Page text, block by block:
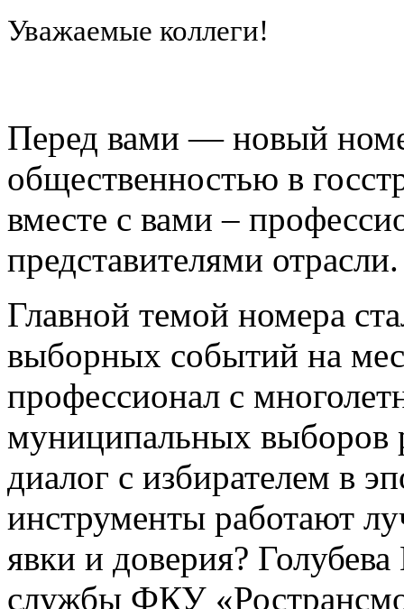
Уважаемые коллеги!
Перед вами — новый
общественностью в
вместе с вами –
представителями отрасли.
Главной темой номера
выборных событий на
профессионал с
муниципальных выборов
диалог с избирателем в
инструменты работают
явки и доверия?
службы ФКУ